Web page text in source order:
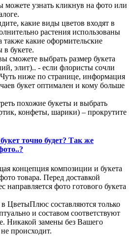
можете узнать кликнув на фото или
какие виды цветов входят в
растения использованы
также какие оформительские
в букете.
сможете выбрать размер букета
элит).. - если флористы сочли
ниже по странице, информация
букет оптимален и кому больше
похожие букеты и выбрать
конфеты, шарики) – прокрутите
точно будет? Так же
концепция композиции и букета
товара. Перед доставкой
фото готового букета
ЦветыПлюс составляются только
и составом соответствуют
Никакой замены без Вашего
происходит.